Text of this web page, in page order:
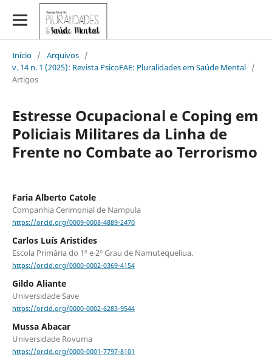
Início / Arquivos /
v. 14 n. 1 (2025): Revista PsicoFAE: Pluralidades em Saúde Mental /
Artigos
Estresse Ocupacional e Coping em
Policiais Militares da Linha de
Frente no Combate ao Terrorismo
Faria Alberto Catole
Companhia Cerimonial de Nampula
https://orcid.org/0009-0008-4889-2470
Carlos Luís Aristides
Escola Primária do 1º e 2º Grau de Namutequeliua.
https://orcid.org/0000-0002-0369-4154
Gildo Aliante
Universidade Save
https://orcid.org/0000-0002-6283-9544
Mussa Abacar
Universidade Rovuma
https://orcid.org/0000-0001-7797-8101